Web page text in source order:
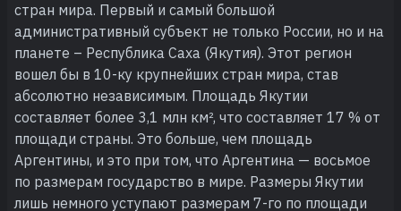
стран мира. Первый и самый большой
административный субъект не только России, но и на
планете – Республика Саха (Якутия). Этот регион
вошел бы в 10-ку крупнейших стран мира, став
абсолютно независимым. Площадь Якутии
составляет более 3,1 млн км², что составляет 17 % от
площади страны. Это больше, чем площадь
Аргентины, и это при том, что Аргентина — восьмое
по размерам государство в мире. Размеры Якутии
лишь немного уступают размерам 7-го по площади